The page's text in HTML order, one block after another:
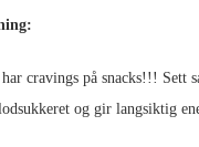
cravings på snacks!!! Sett
og gir langsiktig